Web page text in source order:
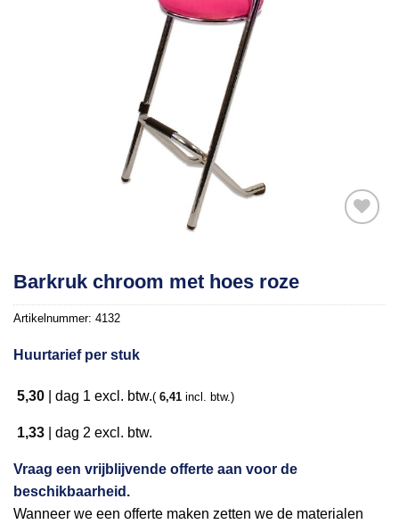
verlanglijst
Barkruk chroom met hoes roze
Artikelnummer: 4132
Huurtarief per stuk
5,30 dag 1 excl. btw.( 6,41 incl. btw.)
1,33 dag 2 excl. btw.
Vraag een vrijblijvende offerte aan voor de
beschikbaarheid.
Wanneer we een offerte maken zetten we de materialen